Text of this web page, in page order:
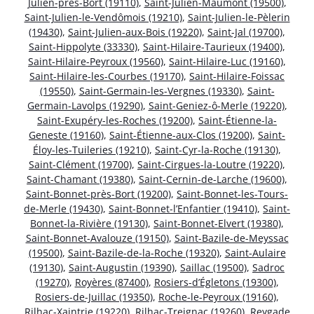
Saint-Julien-le-Vendômois (19210), Saint-Julien-le-Pèlerin
(19430), Saint-Julien-aux-Bois (19220), Saint-Jal (19700),
Saint-Hippolyte (33330), Saint-Hilaire-Taurieux (19400),
Saint-Hilaire-Peyroux (19560), Saint-Hilaire-Luc (19160),
Saint-Hilaire-les-Courbes (19170), Saint-Hilaire-Foissac
(19550), Saint-Germain-les-Vergnes (19330), Saint-
Germain-Lavolps (19290), Saint-Geniez-ô-Merle (19220),
Saint-Exupéry-les-Roches (19200), Saint-Étienne-la-
Geneste (19160), Saint-Étienne-aux-Clos (19200), Saint-
Éloy-les-Tuileries (19210), Saint-Cyr-la-Roche (19130),
Saint-Clément (19700), Saint-Cirgues-la-Loutre (19220),
Saint-Chamant (19380), Saint-Cernin-de-Larche (19600),
Saint-Bonnet-près-Bort (19200), Saint-Bonnet-les-Tours-
de-Merle (19430), Saint-Bonnet-l’Enfantier (19410), Saint-
Bonnet-la-Rivière (19130), Saint-Bonnet-Elvert (19380),
Saint-Bonnet-Avalouze (19150), Saint-Bazile-de-Meyssac
(19500), Saint-Bazile-de-la-Roche (19320), Saint-Aulaire
(19130), Saint-Augustin (19390), Saillac (19500), Sadroc
(19270), Royères (87400), Rosiers-d’Égletons (19300),
Rosiers-de-Juillac (19350), Roche-le-Peyroux (19160),